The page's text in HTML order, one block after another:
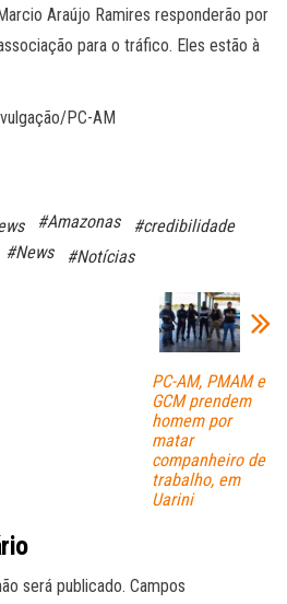
Araújo Ramires responderão por
para o tráfico. Eles estão à
PC-AM
#Amazonas
#credibilidade
#News #Notícias
PC-AM, PMAM e
GCM prendem
homem por
matar
companheiro de
trabalho, em
Uarini
será publicado. Campos